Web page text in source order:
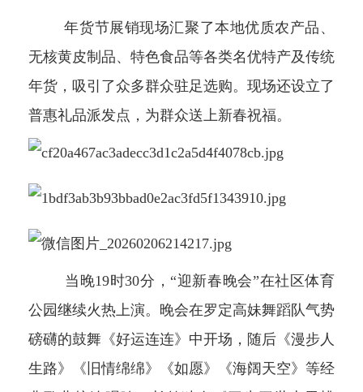
年货节展销现场汇聚了本地优质农产品、
无核黄皮制品、特色食品等各类名优特产及传统
年货，吸引了众多群众驻足选购。现场还设立了
普惠礼品派发点，为群众送上新春祝福。
当晚19时30分，“迎新春晚会”在社区体育
公园继续火热上演。晚会在罗定高妹舞蹈队气势
磅礴的鼓舞《好运连连》中开场，随后《漫步人
生路》《旧情绵绵》《如愿》《海阔天空》等经